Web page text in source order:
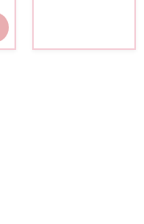
the
product